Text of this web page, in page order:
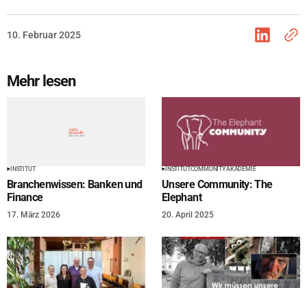
10. Februar 2025
Mehr lesen
INSTITUT
Branchenwissen: Banken und
Finance
17. März 2026
INSTITUTCOMMUNITYAKADEMIE
Unsere Community: The
Elephant
20. April 2025